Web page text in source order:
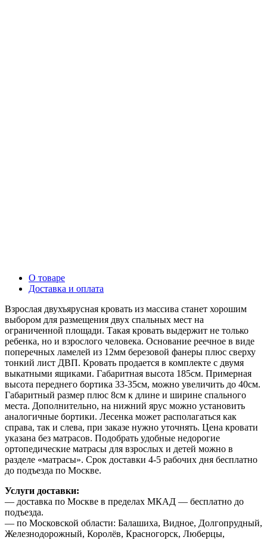
О товаре
Доставка и оплата
Взрослая двухъярусная кровать из массива станет хорошим
выбором для размещения двух спальных мест на
ограниченной площади. Такая кровать выдержит не только
ребенка, но и взрослого человека. Основание реечное в виде
поперечных ламелей из 12мм березовой фанеры плюс сверху
тонкий лист ДВП. Кровать продается в комплекте с двумя
выкатными ящиками. Габаритная высота 185см. Примерная
высота переднего бортика 33-35см, можно увеличить до 40см.
Габаритный размер плюс 8см к длине и ширине спального
места. Дополнительно, на нижний ярус можно установить
аналогичные бортики. Лесенка может располагаться как
справа, так и слева, при заказе нужно уточнять. Цена кровати
указана без матрасов. Подобрать удобные недорогие
ортопедические матрасы для взрослых и детей можно в
разделе «матрасы». Срок доставки 4-5 рабочих дня бесплатно
до подъезда по Москве.
Услуги доставки:
— доставка по Москве в пределах МКАД — бесплатно до
подъезда.
— по Московской области: Балашиха, Видное, Долгопрудный,
Железнодорожный, Королёв, Красногорск, Люберцы,